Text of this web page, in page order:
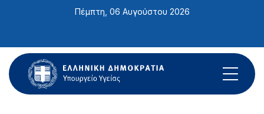
ιστότοπος
περιλαμβάνει
ένα
σύστημα
Πέμπτη, 06 Αυγούστου 2026